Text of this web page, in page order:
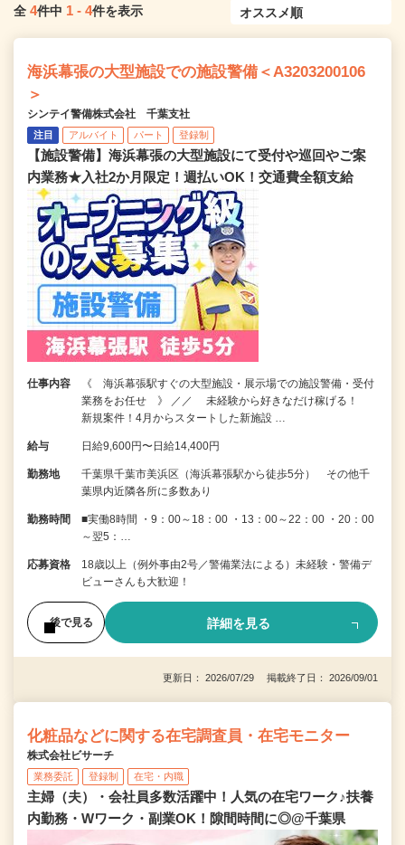
全 4件中 1 - 4件を表示
海浜幕張の大型施設での施設警備＜A3203200106
＞
シンテイ警備株式会社 千葉支社
注目 アルバイト パート 登録制
【施設警備】海浜幕張の大型施設にて受付や巡回やご案
内業務★入社2か月限定！週払いOK！交通費全額支給
仕事内容
《 海浜幕張駅すぐの大型施設・展示場での施設警備・受付
業務をお任せ 》 ／／ 未経験から好きなだけ稼げる！
新規案件！4月からスタートした新施設 …
給与 日給9,600円〜日給14,400円
勤務地
千葉県千葉市美浜区（海浜幕張駅から徒歩5分） その他千
葉県内近隣各所に多数あり
勤務時間
■実働8時間 ・9：00～18：00 ・13：00～22：00 ・20：00
～翌5：…
応募資格
18歳以上（例外事由2号／警備業法による）未経験・警備デ
ビューさんも大歓迎！
後で見る 詳細を見る
更新日： 2026/07/29 掲載終了日： 2026/09/01
化粧品などに関する在宅調査員・在宅モニター
株式会社ビサーチ
業務委託 登録制 在宅・内職
主婦（夫）・会社員多数活躍中！人気の在宅ワーク♪扶養
内勤務・Wワーク・副業OK！隙間時間に◎@千葉県